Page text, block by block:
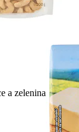
a zelenina